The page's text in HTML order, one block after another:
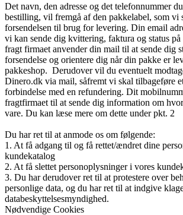
Det navn, den adresse og det telefonnummer
bestilling, vil fremgå af den pakkelabel, som vi
forsendelsen til brug for levering. Din email
vi kan sende dig kvittering, faktura og status på
fragt firmaet anvender din mail til at sende dig
forsendelse og orientere dig når din pakke er
pakkeshop. Derudover vil du eventuelt
Dinero.dk via mail, såfremt vi skal tilbageføre
forbindelse med en refundering. Dit
fragtfirmaet til at sende dig information om
vare. Du kan læse mere om dette under pkt. 2
Du har ret til at anmode os om følgende:
1. At få adgang til og få rettet/ændret dine
kundekatalog
2. At få slettet personoplysninger i vores
3. Du har derudover ret til at protestere over
personlige data, og du har ret til at indgive
databeskyttelsesmyndighed.
Nødvendige Cookies